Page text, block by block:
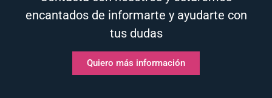
Quiero más información